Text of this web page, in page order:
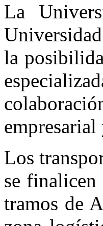
La
la
empresarial
Los
se finalicen
tramos de